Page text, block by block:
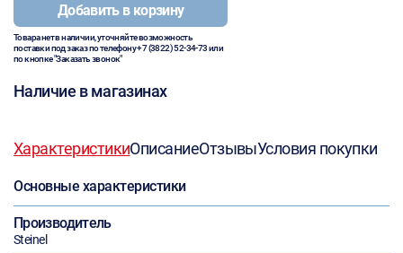
Добавить в корзину
Товара нет в наличии, уточняйте возможность
поставки под заказ по телефону+7 (3822) 52-34-73или
по кнопке "Заказать звонок"
Наличие в магазинах
ХарактеристикиОписаниеОтзывыУсловия покупки
Основные характеристики
Производитель
Steinel